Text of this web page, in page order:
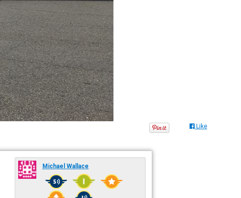
Like
Michael Wallace